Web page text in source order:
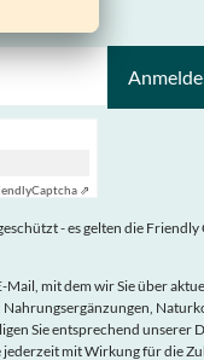
Captcha ⇗
- es gelten die Friendly
mit dem wir Sie über
Sie entsprechend unserer
jederzeit mit Wirkung für die